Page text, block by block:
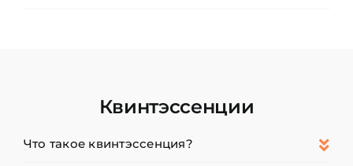
Квинтэссенции
Что такое квинтэссенция?